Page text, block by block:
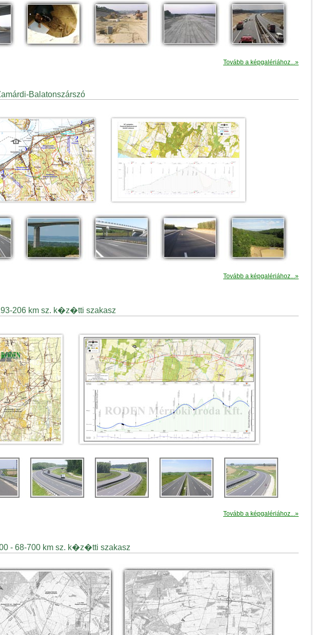
Tovább a képgalériához...»
Balatonszárszó
Tovább a képgalériához...»
206 km sz. k�z�tti szakasz
Tovább a képgalériához...»
- 68-700 km sz. k�z�tti szakasz